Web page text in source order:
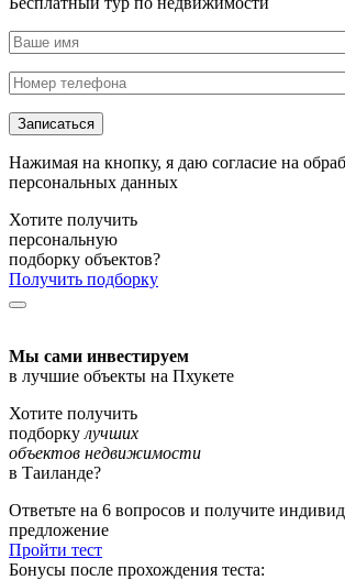
Нажимая на кнопку, я даю согласие на
персональных данных
Хотите получить
персональную
подборку объектов?
Получить подборку
Мы сами инвестируем
в лучшие объекты на Пхукете
Хотите получить
подборку лучших
объектов недвижимости
в Таиланде?
Ответьте на 6 вопросов и получите
предложение
Пройти тест
Бонусы после прохождения теста: